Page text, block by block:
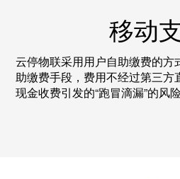
移动
云停物联采用用户自助缴费的方
助缴费手段，费用不经过第三方
现金收费引发的“跑冒滴漏”的风险